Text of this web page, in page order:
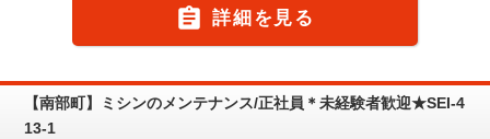
 詳細を見る
【南部町】ミシンのメンテナンス/正社員＊未経験者歓迎★SEI-4
13-1